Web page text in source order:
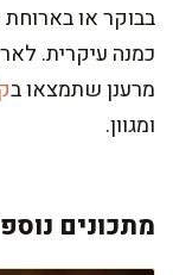
בבוקר או
כמנה עיקרית.
מרענן שתמצאו ב
ומגוון.
מתכונים